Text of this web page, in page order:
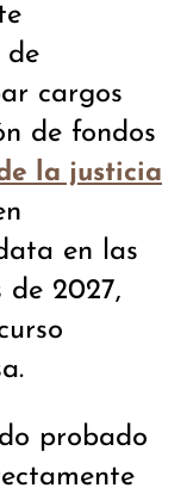
de
cargos
de fondos
la justicia
en las
de 2027,
probado